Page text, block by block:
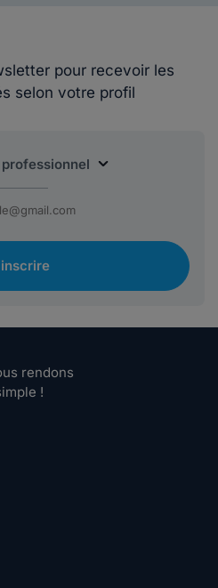
pour recevoir les
selon votre profil
rendons
!